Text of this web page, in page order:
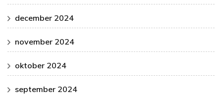
december 2024
november 2024
oktober 2024
september 2024